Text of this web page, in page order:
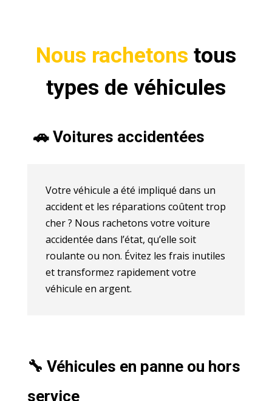
Nous rachetons tous
types de véhicules
🚗 Voitures accidentées
Votre véhicule a été impliqué dans un
accident et les réparations coûtent trop
cher ? Nous rachetons votre voiture
accidentée dans l’état, qu’elle soit
roulante ou non. Évitez les frais inutiles
et transformez rapidement votre
véhicule en argent.
🔧 Véhicules en panne ou hors
service